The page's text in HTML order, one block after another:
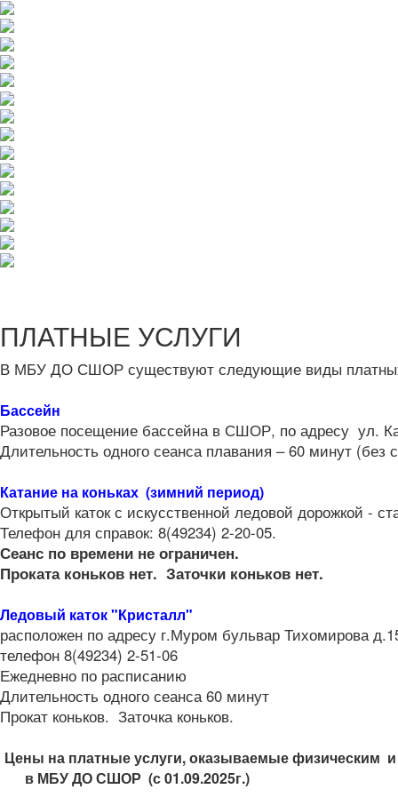
ПЛАТНЫЕ УСЛУГИ
В МБУ ДО СШОР существуют следующие виды
Бассейн
Разовое посещение бассейна в СШОР, по адресу ул.
Длительность одного сеанса плавания – 60 минут
Катание на коньках (зимний период)
Открытый каток с искусственной ледовой дорожкой
Телефон для справок: 8(49234) 2-20-05.
Сеанс по времени не ограничен.
Проката коньков нет. Заточки коньков нет.
Ледовый каток "Кристалл"
расположен по адресу г.Муром бульвар Тихомирова
телефон 8(49234) 2-51-06
Ежедневно по расписанию
Длительность одного сеанса 60 минут
Прокат коньков. Заточка коньков.
Цены на платные услуги, оказываемые физическим
в МБУ ДО СШОР (с 01.09.2025г.)